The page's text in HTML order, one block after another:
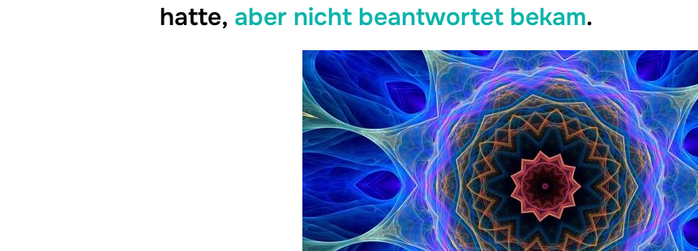
hatte, aber nicht beantwortet bekam.